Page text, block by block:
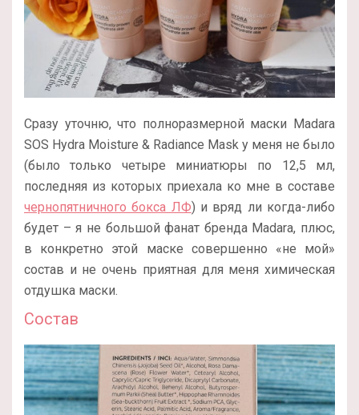
Сразу уточню, что полноразмерной маски Madara
SOS Hydra Moisture & Radiance Mask у меня не было
(было только четыре миниатюры по 12,5 мл,
последняя из которых приехала ко мне в составе
чернопятничного бокса ЛФ) и вряд ли когда-либо
будет – я не большой фанат бренда Madara, плюс,
в конкретно этой маске совершенно «не мой»
состав и не очень приятная для меня химическая
отдушка маски.
Состав